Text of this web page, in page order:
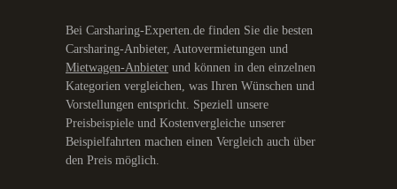
Bei Carsharing-Experten.de finden Sie die besten
Carsharing-Anbieter, Autovermietungen und
Mietwagen-Anbieter und können in den einzelnen
Kategorien vergleichen, was Ihren Wünschen und
Vorstellungen entspricht. Speziell unsere
Preisbeispiele und Kostenvergleiche unserer
Beispielfahrten machen einen Vergleich auch über
den Preis möglich.